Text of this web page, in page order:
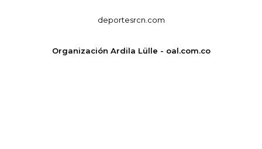
deportesrcn.com
Organización Ardila Lülle - oal.com.co